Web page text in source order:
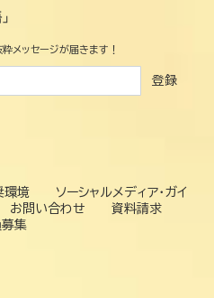
メッセージが届きます！
登録
環境
ソーシャルメディア・ガイ
お問い合わせ
資料請求
集